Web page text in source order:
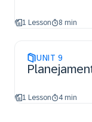
1 Lesson 8 min
UNIT 9
1 Lesson 4 min